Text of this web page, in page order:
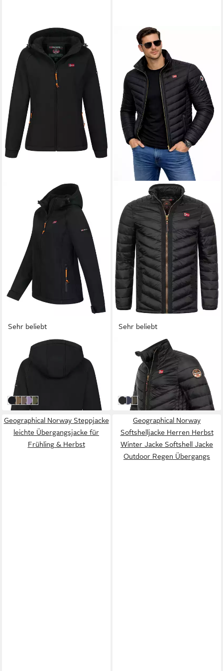
Sehr beliebt
GEOGRAPHICAL NORWAY
Softshelljacke Herbst Winter
Jacke Softshell Jacke Regen
Outdoor Übergangs Jacke
ab 69,00 €
-31%
Schwarz
Taupe
Beige
LilaOlive
Sehr beliebt
GEOGRAPHICAL NORWAY
Steppjacke Herren
Übergangsjacke Herbst
Winter Jacke Steppjacke
Leicht Outdoor
79,90 € UVP169,90 €
-53%
Schwarz
NavyKAKI
Geographical Norway Steppjacke
leichte Übergangsjacke für
Frühling & Herbst
Geographical Norway
Softshelljacke Herren Herbst
Winter Jacke Softshell Jacke
Outdoor Regen Übergangs